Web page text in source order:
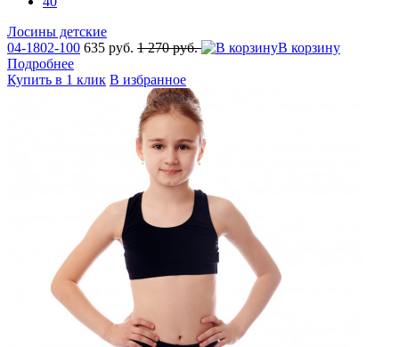
Лосины детские
04-1802-100 635 руб. 1 270 руб.
В корзину
Подробнее
Купить в 1 клик В избранное